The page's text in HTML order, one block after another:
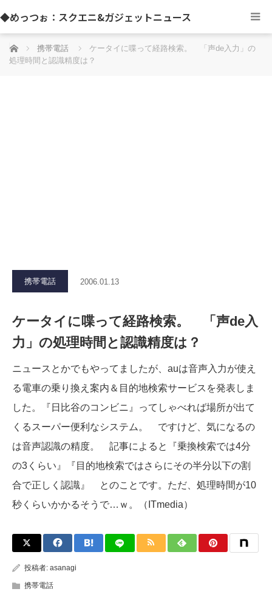
◆めっつぉ：スクエニ&ガジェットニュース
ホーム 携帯電話
ケータイに喋って経路検索。 「声de入力」の
処理時間と認識精度は？
携帯電話 2006.01.13
ケータイに喋って経路検索。 「声de入
力」の処理時間と認識精度は？
ニュースとかでもやってましたが、auは音声入力が使え
る電車の乗り換え案内＆目的地検索サービスを発表しま
した。『日比谷のコンビニ』ってしゃべれば場所が出て
くるスーパー便利なシステム。 ですけど、気になるの
は音声認識の精度。 記事によると『乗換検索では4分
の3くらい』『目的地検索ではさらにその半分以下の割
合で正しく認識』 とのことです。ただ、処理時間が10
秒くらいかかるそうで…ｗ。（ITmedia）
投稿者: asanagi
携帯電話